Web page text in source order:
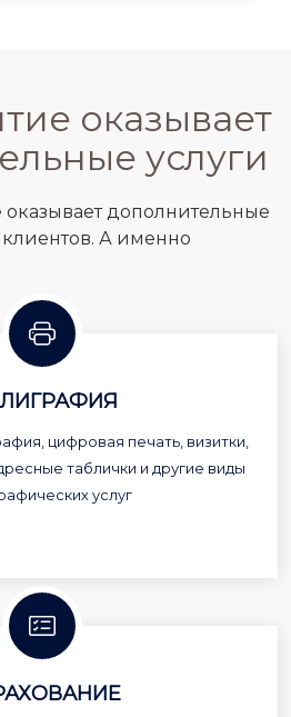
оказывает
услуги
дополнительные
клиентов. А именно
цифровая печать, визитки,
таблички и другие виды
услуг